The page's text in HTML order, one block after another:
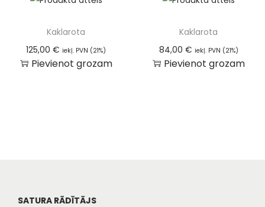
Kaklarota
125,00€ iekļ. PVN (21%)
Pievienot grozam
Kaklarota
84,00 € iekļ. PVN (21%)
Pievienot grozam
SATURA RĀDĪTĀJS